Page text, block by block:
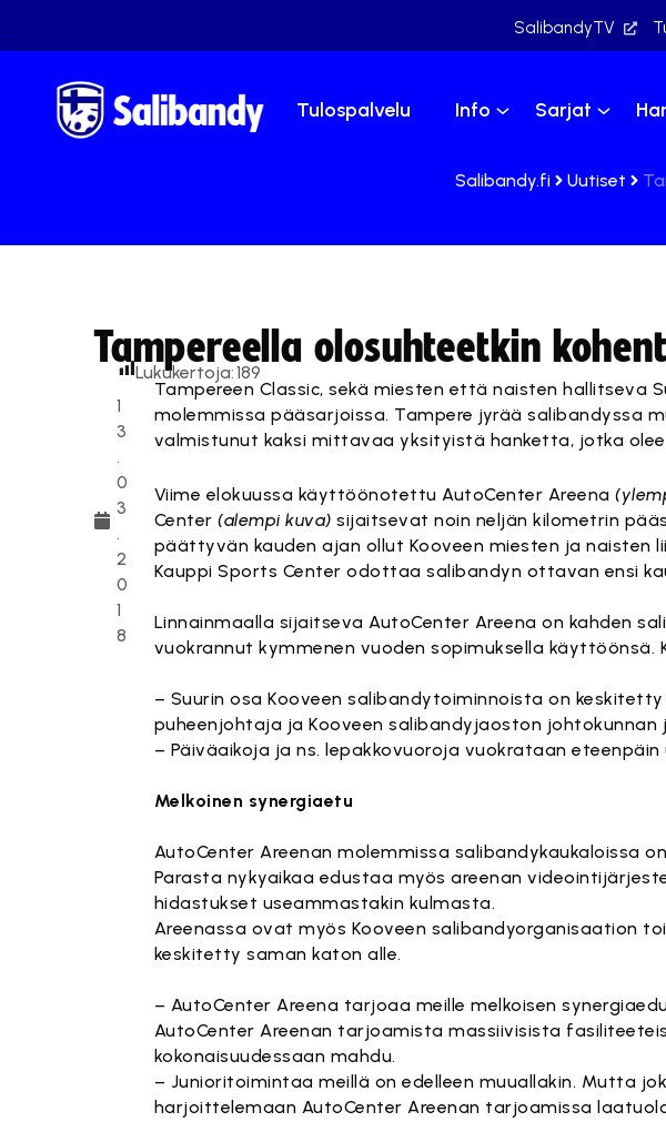
SalibandyTV
Tulospalvelu Info Sarjat
Salibandy.fi Uutiset
Tampereella olosuhteetkin
1
3
.
0
3
.
2
0
1
8
Lukukertoja:189
Tampereen Classic, sekä miesten että naisten
molemmissa pääsarjoissa. Tampere jyrää salibandyssa
valmistunut kaksi mittavaa yksityistä hanketta, jotka
Viime elokuussa käyttöönotettu AutoCenter Areena
Center(alempi kuva) sijaitsevat noin neljän kilometrin
päättyvän kauden ajan ollut Kooveen miesten ja naisten
Kauppi Sports Center odottaa salibandyn ottavan ensi
Linnainmaalla sijaitseva AutoCenter Areena on kahden
vuokrannut kymmenen vuoden sopimuksella käyttöönsä.
– Suurin osa Kooveen salibandytoiminnoista on
puheenjohtaja ja Kooveen salibandyjaoston johtokunnan
– Päiväaikoja ja ns. lepakkovuoroja vuokrataan
Melkoinen synergiaetu
AutoCenter Areenan molemmissa salibandykaukaloissa
Parasta nykyaikaa edustaa myös areenan
hidastukset useammastakin kulmasta.
Areenassa ovat myös Kooveen salibandyorganisaation
keskitetty saman katon alle.
– AutoCenter Areena tarjoaa meille melkoisen
AutoCenter Areenan tarjoamista massiivisista
kokonaisuudessaan mahdu.
– Junioritoimintaa meillä on edelleen muuallakin. Mutta
harjoittelemaan AutoCenter Areenan tarjoamissa